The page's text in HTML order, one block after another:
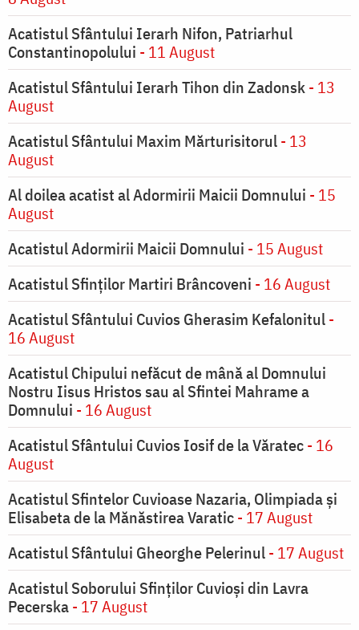
Acatistul Sfântului Ierarh Nifon, Patriarhul
Constantinopolului - 11 August
Acatistul Sfântului Ierarh Tihon din Zadonsk- 13
August
Acatistul Sfântului Maxim Mărturisitorul- 13
August
Al doilea acatist al Adormirii Maicii Domnului - 15
August
Acatistul Adormirii Maicii Domnului - 15 August
Acatistul Sfinților Martiri Brâncoveni - 16 August
Acatistul Sfântului Cuvios Gherasim Kefalonitul-
16 August
Acatistul Chipului nefăcut de mână al Domnului
Nostru Iisus Hristos sau al Sfintei Mahrame a
Domnului - 16 August
Acatistul Sfântului Cuvios Iosif de la Văratec- 16
August
Acatistul Sfintelor Cuvioase Nazaria, Olimpiada și
Elisabeta de la Mănăstirea Varatic- 17 August
Acatistul Sfântului Gheorghe Pelerinul- 17 August
Acatistul Soborului Sfinților Cuvioși din Lavra
Pecerska- 17 August